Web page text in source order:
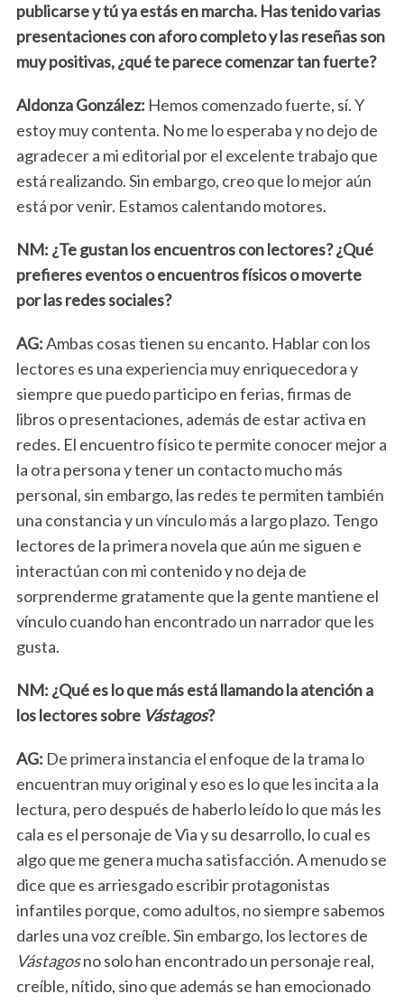
publicarse y tú ya estás en marcha. Has tenido varias
presentaciones con aforo completo y las reseñas son
muy positivas, ¿qué te parece comenzar tan fuerte?
Aldonza González: Hemos comenzado fuerte, sí. Y
estoy muy contenta. No me lo esperaba y no dejo de
agradecer a mi editorial por el excelente trabajo que
está realizando. Sin embargo, creo que lo mejor aún
está por venir. Estamos calentando motores.
NM: ¿Te gustan los encuentros con lectores? ¿Qué
prefieres eventos o encuentros físicos o moverte
por las redes sociales?
AG:Ambas cosas tienen su encanto. Hablar con los
lectores es una experiencia muy enriquecedora y
siempre que puedo participo en ferias, firmas de
libros o presentaciones, además de estar activa en
redes. El encuentro físico te permite conocer mejor a
la otra persona y tener un contacto mucho más
personal, sin embargo, las redes te permiten también
una constancia y un vínculo más a largo plazo. Tengo
lectores de la primera novela que aún me siguen e
interactúan con mi contenido y no deja de
sorprenderme gratamente que la gente mantiene el
vínculo cuando han encontrado un narrador que les
gusta.
NM: ¿Qué es lo que más está llamando la atención a
los lectores sobre Vástagos?
AG: De primera instancia el enfoque de la trama lo
encuentran muy original y eso es lo que les incita a la
lectura, pero después de haberlo leído lo que más les
cala es el personaje de Via y su desarrollo, lo cual es
algo que me genera mucha satisfacción. A menudo se
dice que es arriesgado escribir protagonistas
infantiles porque, como adultos, no siempre sabemos
darles una voz creíble. Sin embargo, los lectores de
Vástagosno solo han encontrado un personaje real,
creíble, nítido, sino que además se han emocionado